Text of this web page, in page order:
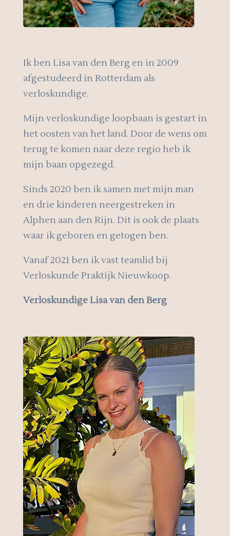
Ik ben Lisa van den Berg en in 2009
afgestudeerd in Rotterdam als
verloskundige.
Mijn verloskundige loopbaan is gestart in
het oosten van het land. Door de wens om
terug te komen naar deze regio heb ik
mijn baan opgezegd.
Sinds 2020 ben ik samen met mijn man
en drie kinderen neergestreken in
Alphen aan den Rijn. Dit is ook de plaats
waar ik geboren en getogen ben.
Vanaf 2021 ben ik vast teamlid bij
Verloskunde Praktijk Nieuwkoop.
Verloskundige Lisa van den Berg